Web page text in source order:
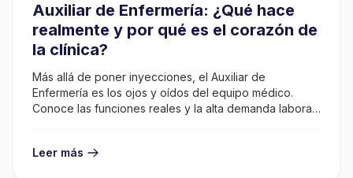
Auxiliar de Enfermería: ¿Qué hace
realmente y por qué es el corazón de
la clínica?
Más allá de poner inyecciones, el Auxiliar de
Enfermería es los ojos y oídos del equipo médico.
Conoce las funciones reales y la alta demanda laboral
Leer más